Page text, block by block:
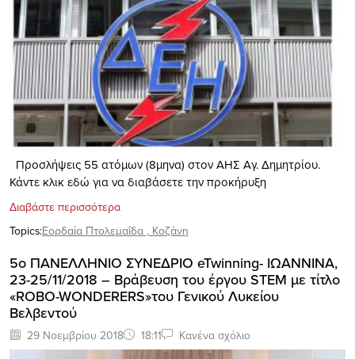
Προσλήψεις 55 ατόμων (8μηνα) στον ΑΗΣ Αγ. Δημητρίου.
Κάντε κλικ εδώ για να διαβάσετε την προκήρυξη
Διαβάστε περισσότερα
Topics:Εορδαία Πτολεμαΐδα , Κοζάνη
5ο ΠΑΝΕΛΛΗΝΙΟ ΣΥΝΕΔΡΙΟ eTwinning- ΙΩΑΝΝΙΝΑ,
23-25/11/2018 – Βράβευση του έργου STEM με τίτλο
«ROBO-WONDERERS»του Γενικού Λυκείου
Βελβεντού
29 Νοεμβρίου 2018 18:11 Κανένα σχόλιο